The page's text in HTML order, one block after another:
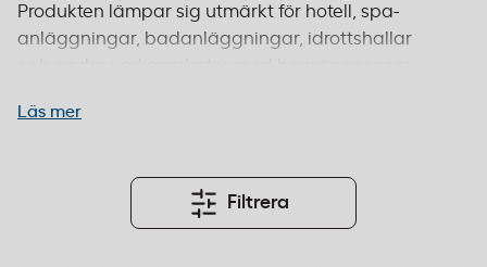
Produkten lämpar sig utmärkt för hotell, spa-
anläggningar, badanläggningar, idrottshallar
bassängtvätt är formulerad för att ge gründliga
Kontorab som leverantör får du en pålitlig partner
för dina städ- och hygiensbehov. Beställ före 14:00
för leverans inom 1–2 dagar och fri frakt från 995
Läs mer
Filtrera